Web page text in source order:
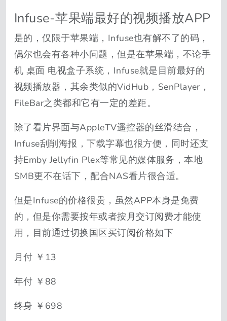
Infuse-苹果端最好的视频播放APP
是的，仅限于苹果端，Infuse也有解不了的码，
偶尔也会有各种小问题，但是在苹果端，不论手
机 桌面 电视盒子系统，Infuse就是目前最好的
视频播放器，其余类似的VidHub，SenPlayer，
FileBar之类都和它有一定的差距。
除了看片界面与AppleTV遥控器的丝滑结合，
Infuse刮削海报，下载字幕也很方便，同时还支
持Emby Jellyfin Plex等常见的媒体服务，本地
SMB更不在话下，配合NAS看片很合适。
但是Infuse的价格很贵，虽然APP本身是免费
的，但是你需要按年或者按月交订阅费才能使
用，目前通过切换国区买订阅价格如下
月付 ￥13
年付 ￥88
终身 ￥698